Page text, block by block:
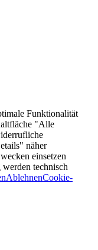
Funktionalität
"Alle
näher
einsetzen
technisch
AblehnenCookie-